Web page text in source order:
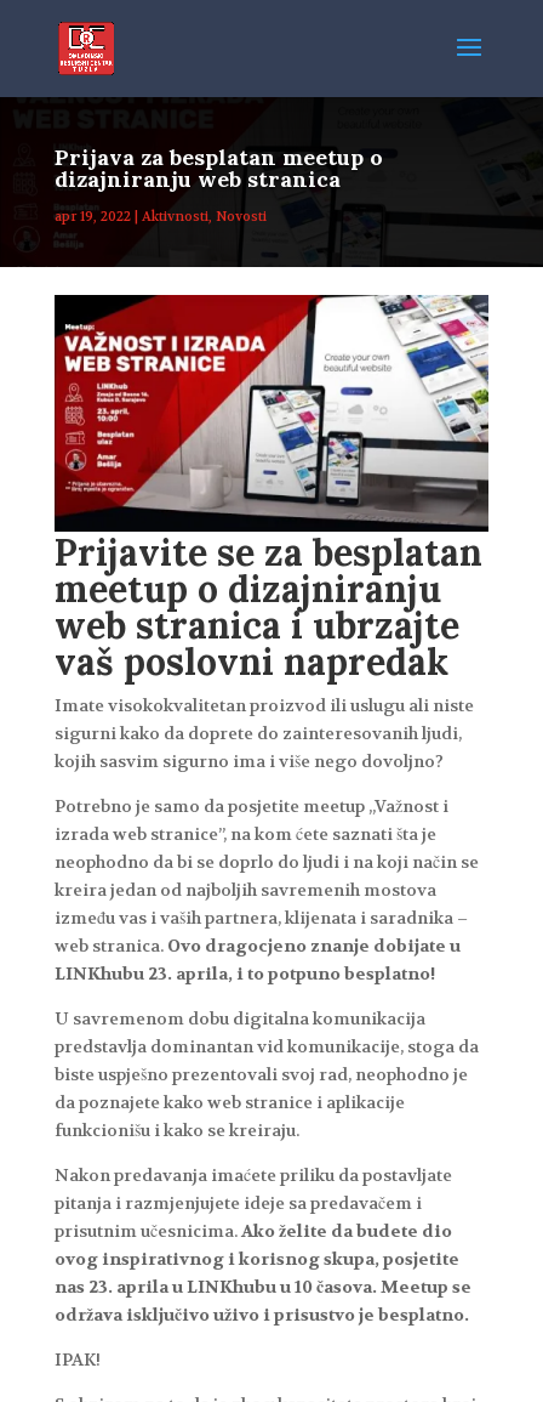
Prijava za besplatan meetup o
dizajniranju web stranica
apr 19, 2022| Aktivnosti, Novosti
Prijavite se za besplatan
meetup o dizajniranju
web stranica i ubrzajte
vaš poslovni napredak
Imate visokokvalitetan proizvod ili uslugu ali niste
sigurni kako da doprete do zainteresovanih ljudi,
kojih sasvim sigurno ima i više nego dovoljno?
Potrebno je samo da posjetite meetup „Važnost i
izrada web stranice”, na kom ćete saznati šta je
neophodno da bi se doprlo do ljudi i na koji način se
kreira jedan od najboljih savremenih mostova
između vas i vaših partnera, klijenata i saradnika –
web stranica. Ovo dragocjeno znanje dobijate u
LINKhubu 23. aprila, i to potpuno besplatno!
U savremenom dobu digitalna komunikacija
predstavlja dominantan vid komunikacije, stoga da
biste uspješno prezentovali svoj rad, neophodno je
da poznajete kako web stranice i aplikacije
funkcionišu i kako se kreiraju.
Nakon predavanja imaćete priliku da postavljate
pitanja i razmjenjujete ideje sa predavačem i
prisutnim učesnicima.Ako želite da budete dio
ovog inspirativnog i korisnog skupa, posjetite
nas 23. aprila u LINKhubu u 10 časova. Meetup se
održava isključivo uživo i prisustvo je besplatno.
IPAK!